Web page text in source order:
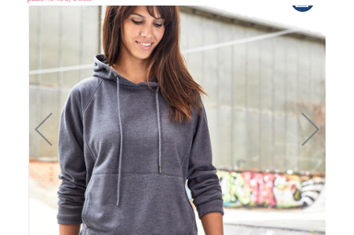
VÊTEMENTSDE TRAVAIL
& HIGH-TECH
PARAPLUIES& BAGAGERIE
VÊTEMENTS D’IMAGE
VÊTEMENTSD'IMAGE
LINGE DE MAISON
NOUVEAUTÉS